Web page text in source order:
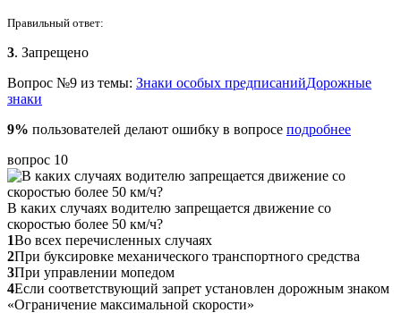
Правильный ответ:
3. Запрещено
Вопрос №9 из темы: Знаки особых предписанийДорожные
знаки
9% пользователей делают ошибку в вопросе подробнее
вопрос 10
В каких случаях водителю запрещается движение со
скоростью более 50 км/ч?
1Во всех перечисленных случаях
2При буксировке механического транспортного средства
3При управлении мопедом
4Если соответствующий запрет установлен дорожным знаком
«Ограничение максимальной скорости»